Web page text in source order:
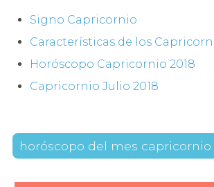
Signo Capricornio
Características de los
Horóscopo Capricornio 2018
Capricornio Julio 2018
horóscopo del mes capricornio